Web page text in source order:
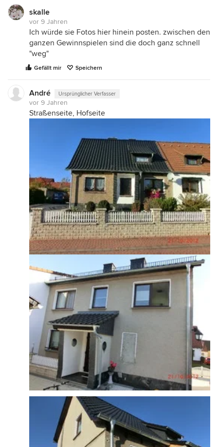
skalle
vor 9 Jahren
Ich würde sie Fotos hier hinein posten. zwischen den
ganzen Gewinnspielen sind die doch ganz schnell
"weg"
Gefällt mir Speichern
André Ursprünglicher Verfasser
vor 9 Jahren
Straßenseite, Hofseite